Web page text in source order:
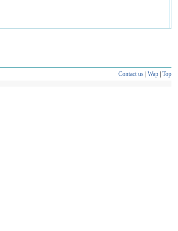
Contact us| Wap| Top